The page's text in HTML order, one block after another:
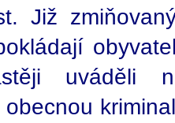
Již
uváděli